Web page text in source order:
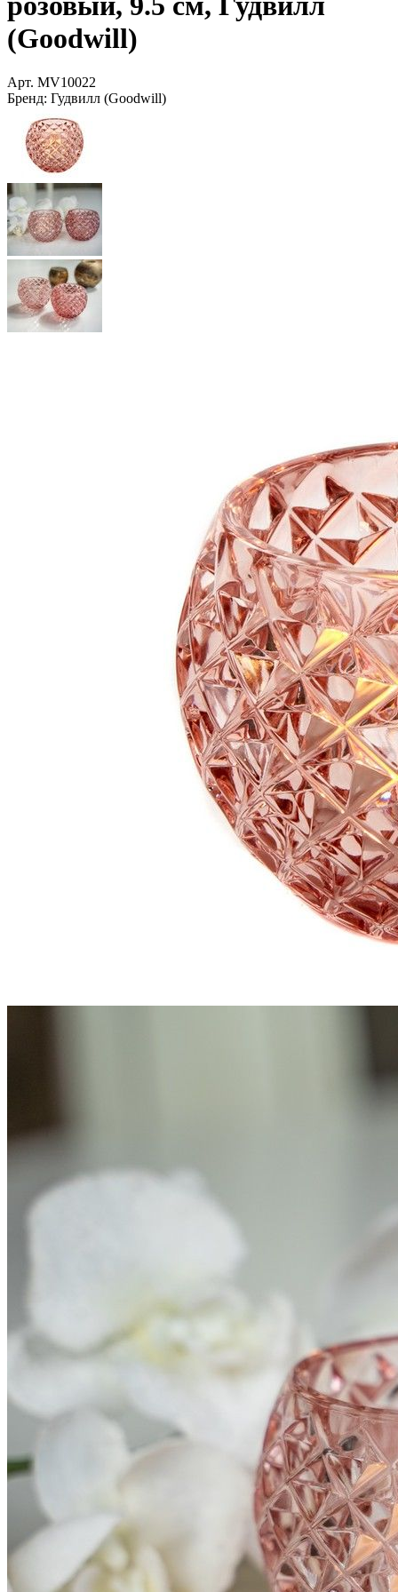
(Goodwill)
Арт. MV10022
Бренд: Гудвилл (Goodwill)